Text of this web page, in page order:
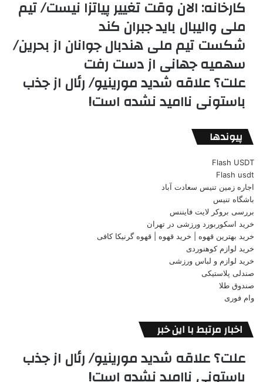
کارخانه: الان وقت تغییر پیاتزا نیست/ تیم
ملی والیبال باید جبران کند
شکست تیم ملی هندبال جوانان از بحرین/
سهمیه جهانی از دست رفت
علت؟ علاقه شدید مورینیو/ رئال از جذب
باستونی ناامید نشده است!
پیوندها
Flash USDT
Flash usdt
اجاره زمین تنیس سعادت آباد
باشگاه تنیس
بررسی بروکر لایت فایننس
خرید اسکوربورد ورزشی در تهران
خرید بهترین قهوه | خرید قهوه | قهوه گرنیکا کافی
خرید لوازم کوهنوردی
خرید لوازم و لباس ورزشی
صندلی پلاستیکی
صندوق طلا
وام فوری
اخبار مرتبط با این خبر
علت؟ علاقه شدید مورینیو/ رئال از جذب